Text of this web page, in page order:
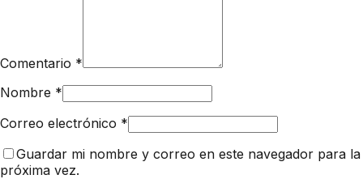
Comentario *
Nombre *
Correo electrónico *
Guardar mi nombre y correo en este navegador para la
próxima vez.